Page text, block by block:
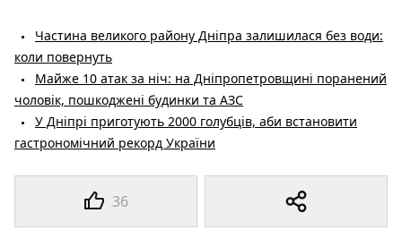
36
Частина великого району Дніпра залишилася без води:
коли повернуть
Майже 10 атак за ніч: на Дніпропетровщині поранений
чоловік, пошкоджені будинки та АЗС
У Дніпрі приготують 2000 голубців, аби встановити
гастрономічний рекорд України